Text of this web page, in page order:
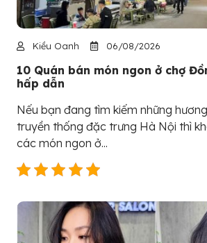
Kiều Oanh 06/08/2026
10 Quán bán món ngon ở chợ
hấp dẫn
Nếu bạn đang tìm kiếm những
truyền thống đặc trưng Hà Nội thì
các món ngon ở...